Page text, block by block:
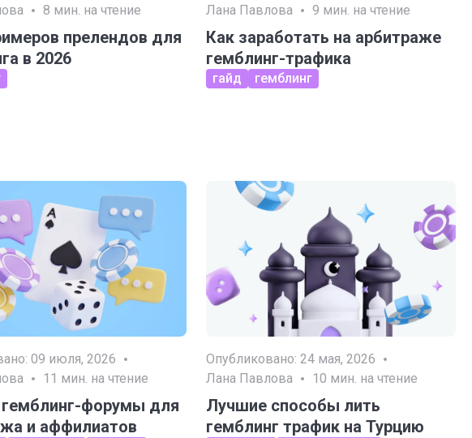
8 мин. на чтение
прелендов для
в 2026
Лана Павлова
9 мин. на чтение
Как заработать на арбитраже
гемблинг-трафика
гайд гемблинг
09 июля, 2026
11 мин. на чтение
форумы для
и аффилиатов
Опубликовано: 24 мая, 2026
Лана Павлова
10 мин. на чтение
Лучшие способы лить
гемблинг трафик на Турцию